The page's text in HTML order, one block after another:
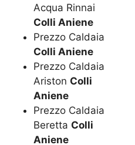
Acqua Rinnai
Colli Aniene
Prezzo Caldaia
Colli Aniene
Prezzo Caldaia
Ariston Colli
Aniene
Prezzo Caldaia
Beretta Colli
Aniene